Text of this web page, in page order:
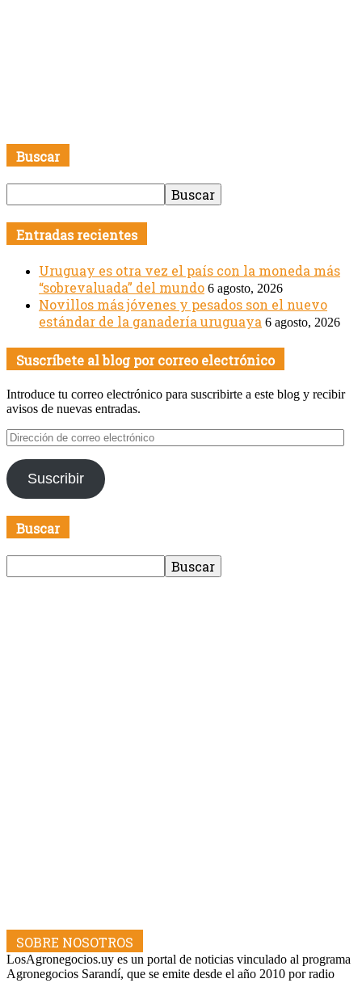
Buscar
Entradas recientes
Uruguay es otra vez el país con la moneda más
“sobrevaluada” del mundo 6 agosto, 2026
Novillos más jóvenes y pesados son el nuevo
estándar de la ganadería uruguaya 6 agosto, 2026
Suscríbete al blog por correo electrónico
Introduce tu correo electrónico para suscribirte a este blog y recibir
avisos de nuevas entradas.
Dirección
de
correo
electrónico
Suscribir
Buscar
SOBRE NOSOTROS
LosAgronegocios.uy es un portal de noticias vinculado al programa
Agronegocios Sarandí, que se emite desde el año 2010 por radio